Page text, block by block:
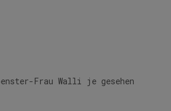
Frau Walli je gesehen